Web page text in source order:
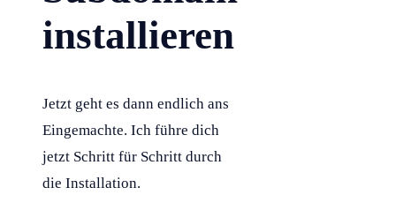
installieren
Jetzt geht es dann endlich ans
Eingemachte. Ich führe dich
jetzt Schritt für Schritt durch
die Installation.